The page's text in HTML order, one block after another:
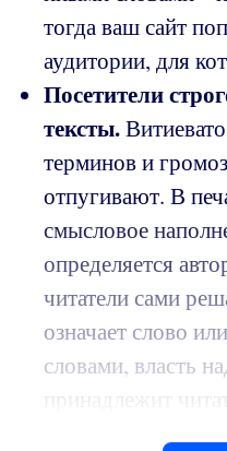
тогда ваш сайт
аудитории, для
Посетители
тексты.
терминов и
отпугивают. В
смысловое
определяется
читатели сами
означает слово
словами, власть